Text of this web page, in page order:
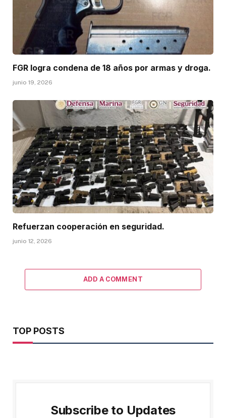
FGR logra condena de 18 años por armas y droga.
junio 19, 2026
Refuerzan cooperación en seguridad.
junio 12, 2026
ADD A COMMENT
TOP POSTS
Subscribe to Updates